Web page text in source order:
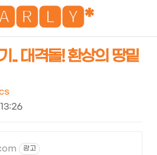
.. 대격돌! 환상의 땅밑
광고